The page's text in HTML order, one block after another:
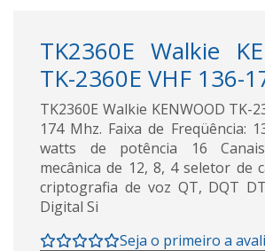
TK2360E Walkie
TK-2360E VHF 136-
TK2360E Walkie KENWOOD TK-
174 Mhz. Faixa de Freqüência:
watts de potência 16
mecânica de 12, 8, 4 seletor de
criptografia de voz QT, DQT
Digital Si
Seja o primeiro a